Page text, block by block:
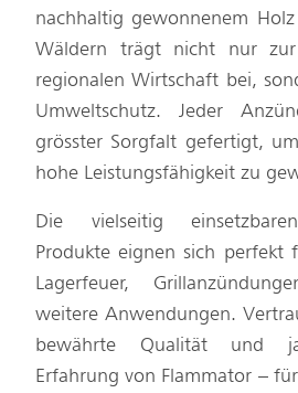
nachhaltig gewonnenem
Wäldern trägt nicht nur
regionalen Wirtschaft bei,
Umweltschutz. Jeder
grösster Sorgfalt gefertigt,
hohe Leistungsfähigkeit zu
Die vielseitig
Produkte eignen sich perfekt
Lagerfeuer,
weitere Anwendungen.
bewährte Qualität und
Erfahrung von Flammator –